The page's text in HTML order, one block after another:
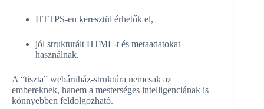
HTTPS-en keresztül érhetők el,
jól strukturált HTML-t és metaadatokat
használnak.
A “tiszta” webáruház-struktúra nemcsak az
embereknek, hanem a mesterséges intelligenciának is
könnyebben feldolgozható.